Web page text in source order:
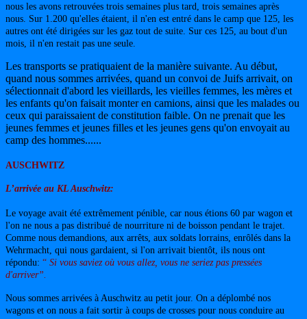
nous les avons retrouvées trois semaines plus tard, trois semaines après
nous. Sur 1.200 qu'elles étaient, il n'en est entré dans le camp que 125, les
autres ont été dirigées sur les gaz tout de suite. Sur ces 125, au bout d'un
mois, il n'en restait pas une seule.
Les transports se pratiquaient de la manière suivante. Au début,
quand nous sommes arrivées, quand un convoi de Juifs arrivait, on
sélectionnait d'abord les vieillards, les vieilles femmes, les mères et
les enfants qu'on faisait monter en camions, ainsi que les malades ou
ceux qui paraissaient de constitution faible. On ne prenait que les
jeunes femmes et jeunes filles et les jeunes gens qu'on envoyait au
camp des hommes......
AUSCHWITZ
L’arrivée au KL Auschwitz:
Le voyage avait été extrêmement pénible, car nous étions 60 par wagon et
l'on ne nous a pas distribué de nourriture ni de boisson pendant le trajet.
Comme nous demandions, aux arrêts, aux soldats lorrains, enrôlés dans la
Wehrmacht, qui nous gardaient, si l'on arrivait bientôt, ils nous ont
répondu: “ Si vous saviez où vous allez, vous ne seriez pas pressées
d'arriver”.
Nous sommes arrivées à Auschwitz au petit jour. On a déplombé nos
wagons et on nous a fait sortir à coups de crosses pour nous conduire au